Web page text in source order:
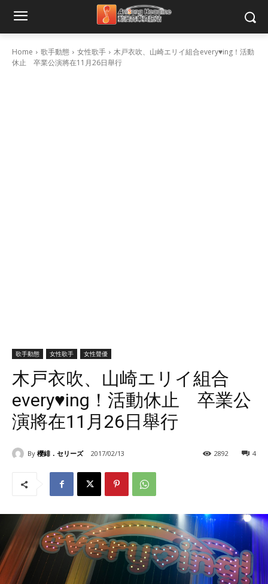
Home 歌手動態 女性歌手
木戸衣吹、山崎エリイ組合every♥ing！活動
休止 卒業公演將在11月26日舉行
歌手動態 女性歌手 女性聲優
木戸衣吹、山崎エリイ組合
every♥ing！活動休止 卒業公
演將在11月26日舉行
By 櫻緋．セリーズ 2017/02/13 4
2892